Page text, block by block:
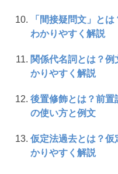
「間接疑問文」と
わかりやすく解説
関係代名詞とは？
かりやすく解説
後置修飾とは？前置
の使い方と例文
仮定法過去とは？仮
かりやすく解説